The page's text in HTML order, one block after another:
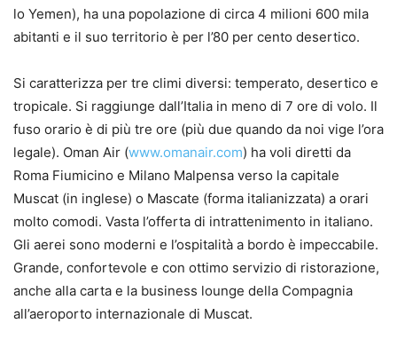
lo Yemen), ha una popolazione di circa 4 milioni 600 mila
abitanti e il suo territorio è per l’80 per cento desertico.
Si caratterizza per tre climi diversi: temperato, desertico e
tropicale. Si raggiunge dall’Italia in meno di 7 ore di volo. Il
fuso orario è di più tre ore (più due quando da noi vige l’ora
legale). Oman Air (www.omanair.com) ha voli diretti da
Roma Fiumicino e Milano Malpensa verso la capitale
Muscat (in inglese) o Mascate (forma italianizzata) a orari
molto comodi. Vasta l’offerta di intrattenimento in italiano.
Gli aerei sono moderni e l’ospitalità a bordo è impeccabile.
Grande, confortevole e con ottimo servizio di ristorazione,
anche alla carta e la business lounge della Compagnia
all’aeroporto internazionale di Muscat.